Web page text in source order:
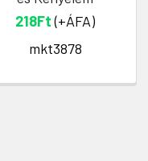
218Ft(+ÁFA)
mkt3878